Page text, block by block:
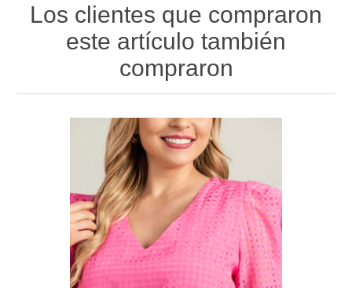
Los clientes que compraron
este artículo también
compraron